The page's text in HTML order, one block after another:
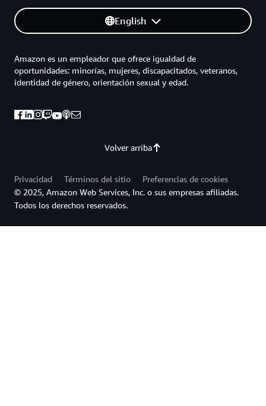
English
Volver arriba
Amazon es un empleador que ofrece igualdad de
oportunidades: minorías, mujeres, discapacitados, veteranos,
identidad de género, orientación sexual y edad.
Privacidad Términos del sitio
Preferencias de cookies
© 2025, Amazon Web Services, Inc. o sus empresas afiliadas.
Todos los derechos reservados.